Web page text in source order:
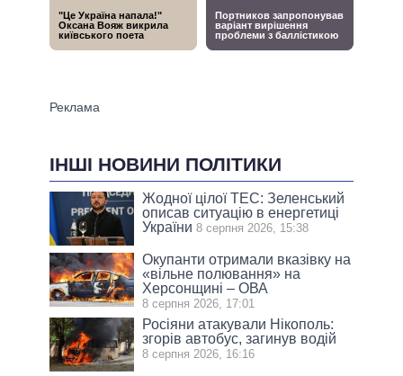
ІНШІ НОВИНИ ПОЛІТИКИ
Жодної цілої ТЕС: Зеленський
описав ситуацію в енергетиці
України 8 серпня 2026, 15:38
Окупанти отримали вказівку на
«вільне полювання» на
Херсонщині – ОВА
8 серпня 2026, 17:01
Росіяни атакували Нікополь:
згорів автобус, загинув водій
8 серпня 2026, 16:16